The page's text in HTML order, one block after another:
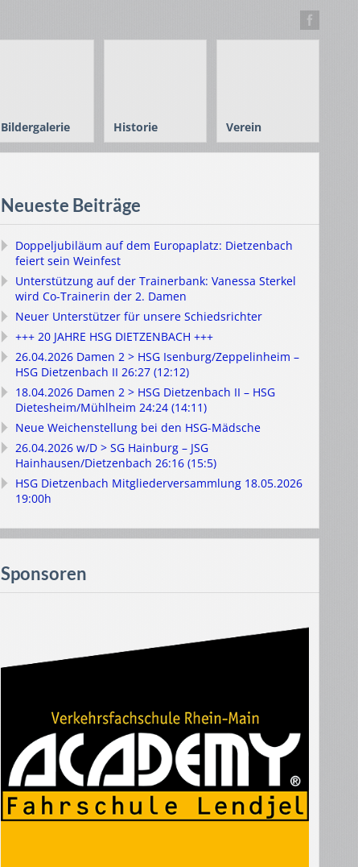
Bildergalerie Historie Verein
Neueste Beiträge
Doppeljubiläum auf dem Europaplatz: Dietzenbach
feiert sein Weinfest
Unterstützung auf der Trainerbank: Vanessa Sterkel
wird Co-Trainerin der 2. Damen
Neuer Unterstützer für unsere Schiedsrichter
+++ 20 JAHRE HSG DIETZENBACH +++
26.04.2026 Damen 2 > HSG Isenburg/Zeppelinheim –
HSG Dietzenbach II 26:27 (12:12)
18.04.2026 Damen 2 > HSG Dietzenbach II – HSG
Dietesheim/Mühlheim 24:24 (14:11)
Neue Weichenstellung bei den HSG-Mädsche
26.04.2026 w/D > SG Hainburg – JSG
Hainhausen/Dietzenbach 26:16 (15:5)
HSG Dietzenbach Mitgliederversammlung 18.05.2026
19:00h
Sponsoren